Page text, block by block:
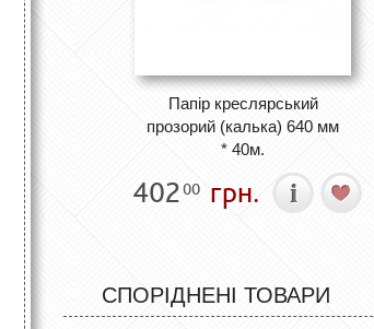
Папір креслярський
прозорий (калька) 640 мм
* 40м.
40200 грн.
СПОРІДНЕНІ ТОВАРИ